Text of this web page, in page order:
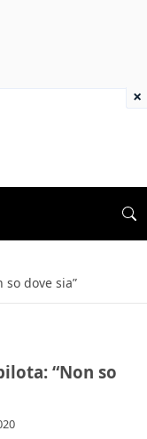
dove sia”
“Non so
×